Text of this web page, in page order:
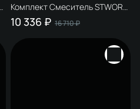
Комплект Смеситель STWORKI
Аулум S06020BG + Сифон SD-
001BK + Донный клапан SW-
10 336 ₽ 16 710 ₽